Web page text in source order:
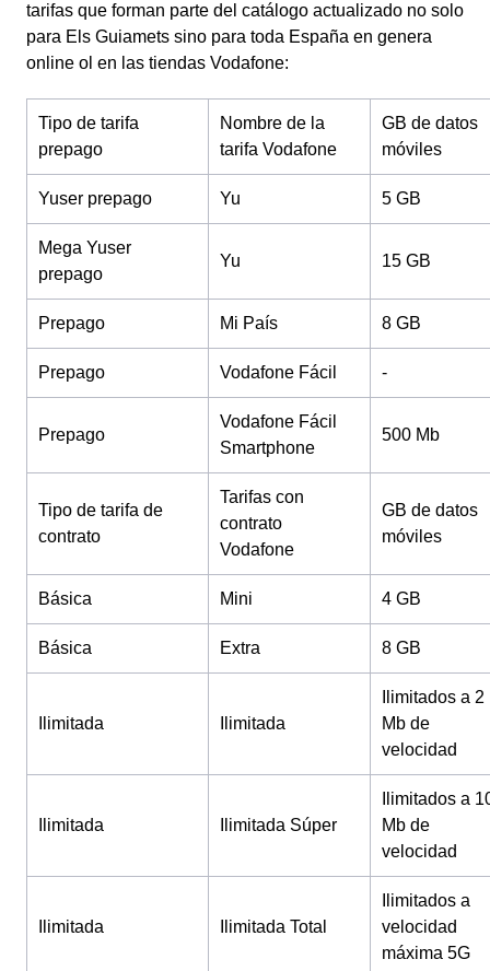
tarifas que forman parte del catálogo actualizado no solo
para Els Guiamets sino para toda España en genera
online ol en las tiendas Vodafone:
Tipo de tarifa
prepago
Nombre de la
tarifa Vodafone
GB de datos
móviles
Yuser prepago Yu 5 GB
Mega Yuser
prepago
Yu 15 GB
Prepago Mi País 8 GB
Prepago Vodafone Fácil -
Prepago
Vodafone Fácil
Smartphone
500 Mb
Tipo de tarifa de
contrato
Tarifas con
contrato
Vodafone
GB de datos
móviles
Básica Mini 4 GB
Básica Extra 8 GB
Ilimitada Ilimitada
Ilimitados a 2
Mb de
velocidad
Ilimitada Ilimitada Súper
Ilimitados a
Mb de
velocidad
Ilimitada Ilimitada Total
Ilimitados a
velocidad
máxima 5G